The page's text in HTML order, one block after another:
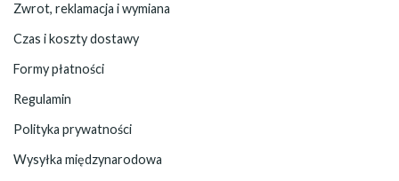
Zwrot, reklamacja i wymiana
Czas i koszty dostawy
Formy płatności
Regulamin
Polityka prywatności
Wysyłka międzynarodowa